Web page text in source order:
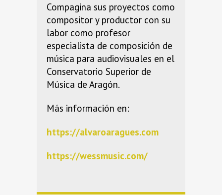
Compagina sus proyectos como
compositor y productor con su
labor como profesor
especialista de composición de
música para audiovisuales en el
Conservatorio Superior de
Música de Aragón.
Más información en:
https://alvaroaragues.com
https://wessmusic.com/